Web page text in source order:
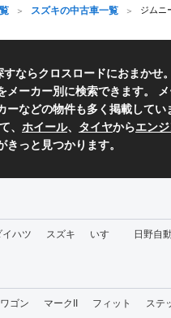
スズキの中古車一覧 ジムニ
ならクロスロードにおまかせ
メーカー別に検索できます。
ーなどの物件も多く掲載して
、 ホイール、 タイヤからエン
っと見つかります。
イハツ スズキ いすゞ 日野自
ゴン マークII フィット ステ